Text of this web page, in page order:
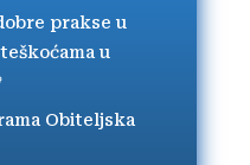
prakse u
u
Obiteljska